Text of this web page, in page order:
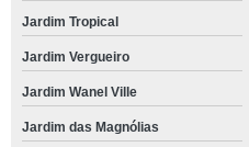
Jardim Tropical
Jardim Vergueiro
Jardim Wanel Ville
Jardim das Magnólias